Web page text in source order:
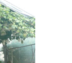
ト・祭り